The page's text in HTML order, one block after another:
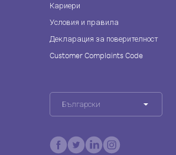
Кариери
Условия и правила
Декларация за поверителност
Customer Complaints Code
Български